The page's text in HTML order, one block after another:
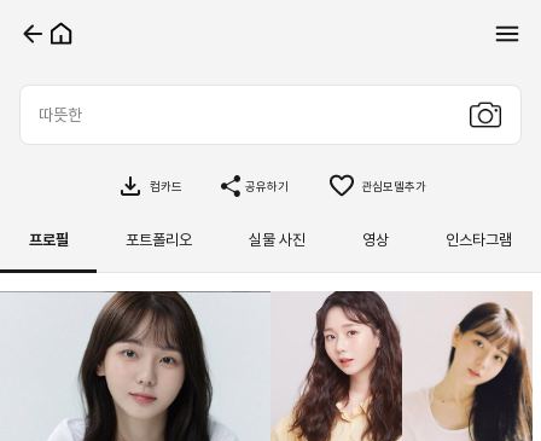
컴카드 공유하기 관심모델추가
프로필 포트폴리오 실물 사진 영상 인스타그램